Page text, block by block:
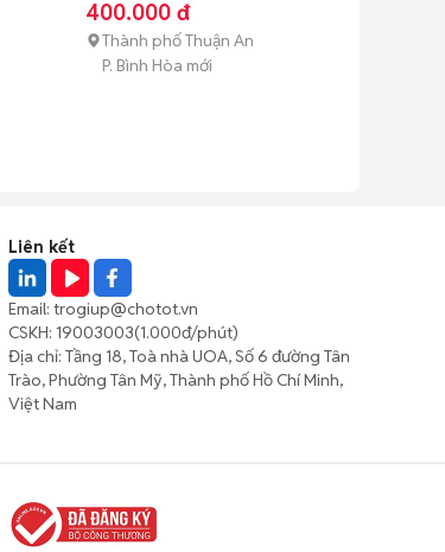
tháng tuổi)
400.000 đ
Thành phố Thuận An
P. Bình Hòa mới
Liên kết
Email: trogiup@chotot.vn
CSKH: 19003003(1.000đ/phút)
Địa chỉ: Tầng 18, Toà nhà UOA, Số 6 đường Tân
Trào, Phường Tân Mỹ, Thành phố Hồ Chí Minh,
Việt Nam